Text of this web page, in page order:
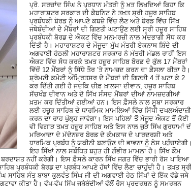
ਪ੍ਰੋ. ਸਰਚਾਂਦ ਸਿੰਘ ਨੇ ਪ੍ਰਧਾਨ ਮੰਤਰੀ ਨੂੰ ਖ਼ਤ ਲਿਖਦਿਆਂ ਕਿਹਾ ਕਿ
ਮਹਾਰਾਸ਼ਟਰ ਸਰਕਾਰ ਦੀ ਕੈਬਨਿਟ ਨੇ ਤਖ਼ਤ ਸ੍ਰੀ ਹਜ਼ੂਰ ਸਾਹਿਬ
ਪ੍ਰਬੰਧਕੀ ਬੋਰਡ ਨੂੰ ਆਪਣੇ ਕਬਜ਼ੇ ਵਿੱਚ ਲੈਣ ਅਤੇ ਬੋਰਡ ਵਿੱਚ ਸਿੱਖ
ਜਥੇਬੰਦੀਆਂ ਦੇ ਮੈਂਬਰਾਂ ਦੀ ਗਿਣਤੀ ਘਟਾਉਣ ਲਈ ਸ੍ਰੀ ਹਜ਼ੂਰ ਸਾਹਿਬ
ਪ੍ਰਬੰਧਕੀ ਬੋਰਡ ਦੇ ਐਕਟ ਵਿੱਚ ਮਨਮਰਜ਼ੀ ਨਾਲ ਮੰਦਭਾਗੀ ਸੋਧ ਕਰ
ਦਿੱਤੀ ਹੈ। ਮਹਾਰਾਸ਼ਟਰ ਦੇ ਮੌਜੂਦਾ ਮੁੱਖ ਮੰਤਰੀ ਏਕਨਾਥ ਸ਼ਿੰਦੇ ਦੀ
ਅਗਵਾਈ ਹੇਠਲੀ ਮਹਾਰਾਸ਼ਟਰ ਸਰਕਾਰ ਨੇ ਮੰਤਰੀ ਮੰਡਲ ਰਾਹੀਂ ਇਸ
ਐਕਟ ਵਿੱਚ ਸੋਧ ਕਰਕੇ ਤਖ਼ਤ ਹਜ਼ੂਰ ਸਾਹਿਬ ਬੋਰਡ ਦੇ ਕੁੱਲ 17 ਮੈਂਬਰਾਂ
ਵਿੱਚੋਂ 12 ਮੈਂਬਰਾਂ ਨੂੰ ਸਿੱਧੇ ਤੌਰ ’ਤੇ ਨਾਮਜ਼ਦ ਕਰਨ ਦਾ ਫ਼ੈਸਲਾ ਕੀਤਾ ਹੈ।
ਸ਼੍ਰੋਮਣੀ ਕਮੇਟੀ ਅੰਮ੍ਰਿਤਸਰ ਦੇ ਮੈਂਬਰਾਂ ਦੀ ਗਿਣਤੀ 4 ਤੋਂ ਘਟਾ ਕੇ 2
ਕਰ ਦਿੱਤੀ ਗਈ ਹੈ ਜਦਕਿ ਚੀਫ਼ ਖ਼ਾਲਸਾ ਦੀਵਾਨ, ਹਜ਼ੂਰ ਸਾਹਿਬ
ਸੱਚਖੰਡ ਦੀਵਾਨ ਅਤੇ ਦੋ ਸਿੱਖ ਸੰਸਦ ਮੈਂਬਰਾਂ ਦੀਆਂ ਨਾਮਜ਼ਦਗੀਆਂ
ਖ਼ਤਮ ਕਰ ਦਿੱਤੀਆਂ ਗਈਆਂ ਹਨ। ਇਸ ਫ਼ੈਸਲੇ ਨਾਲ ਸੂਬਾ ਸਰਕਾਰ
ਲਈ ਹਜ਼ੂਰ ਸਾਹਿਬ ਦੇ ਧਾਰਮਿਕ ਮਾਮਲਿਆਂ ਵਿੱਚ ਸਿੱਧੀ ਦਖਲਅੰਦਾਜ਼ੀ
ਕਰਨ ਦਾ ਰਾਹ ਖੁੱਲ੍ਹ ਜਾਵੇਗਾ। ਇਸ ਪਹਿਲਾਂ ਤੋਂ ਮੌਜੂਦ ਐਕਟ ਤੋਂ ਕੋਈ
ਵੀ ਵਿਗਾੜ ਤਖ਼ਤ ਹਜ਼ੂਰ ਸਾਹਿਬ ਅਤੇ ਇਸ ਨਾਲ ਜੁੜੇ ਸਿੱਖ ਗੁਰਧਾਮਾਂ
ਮਰਿਆਦਾ ਦੇ ਮੱਦੇਨਜ਼ਰ ਬੋਰਡ ਦੇ ਕੰਮਕਾਜ ਦੇ ਪਾਰਦਰਸ਼ੀ ਅਤੇ
ਧਾਰਮਿਕ ਪ੍ਰਬੰਧ ਨੂੰ ਯਕੀਨੀ ਬਣਾਉਣ ਦੀ ਭਾਵਨਾ ਨੂੰ ਠੇਸ
ਇਹ ਸਿੱਖਾਂ ਨਾਲ ਸਬੰਧਿਤ ਬਹੁਤ ਹੀ ਗੰਭੀਰ ਮਾਮਲਾ ਹੈ। ਸਿੱਖ ਕੌਮ
ਨਹੀਂ ਕਰੇਗੀ। ਇਸ ਫ਼ੈਸਲੇ ਕਾਰਨ ਸਿੱਖ ਜਗਤ ਵਿੱਚ ਭਾਰੀ ਰੋਸ ਪਾਇਆ
ਪ੍ਰਬੰਧਕੀ ਬੋਰਡ ਦਾ ਪ੍ਰਬੰਧ ਆਪਣੇ ਹੱਥਾਂ ਵਿੱਚ ਲੈਣਾ ਚਾਹੁੰਦੀ ਹੈ। ਤਖ਼ਤ
ਸਾਹਿਬ ਸੰਤ ਬਾਬਾ ਕੁਲਵੰਤ ਸਿੰਘ ਜੀ ਦੀ ਅਗਵਾਈ ਹੇਠ ਸਿੱਖਾਂ ਦੇ ਇੱਕ ਵੱਡੇ ਜਥੇ
ਕੀਤਾ ਹੈ। ਵੱਖ-ਵੱਖ ਸਿੱਖ ਜਥੇਬੰਦੀਆਂ ਵੱਲੋਂ ਰੋਸ ਪ੍ਰਦਰਸ਼ਨ ਨੂੰ ਸਮਰਥਨ